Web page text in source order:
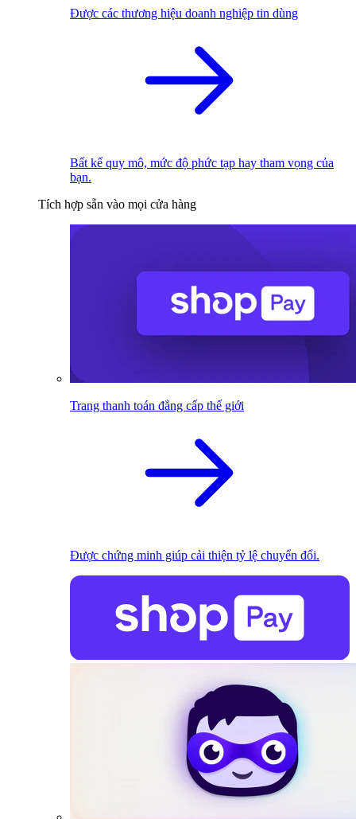
Được các thương hiệu doanh nghiệp tin dùng
Bất kể quy mô, mức độ phức tạp hay tham vọng của
bạn.
Tích hợp sẵn vào mọi cửa hàng
Trang thanh toán đẳng cấp thế giới
Được chứng minh giúp cải thiện tỷ lệ chuyển đổi.